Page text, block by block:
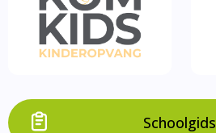
Schoolgids